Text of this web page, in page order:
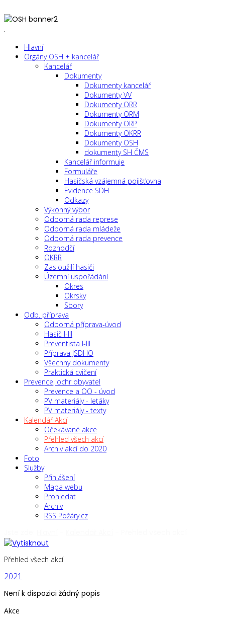
.
Hlavní
Orgány OSH + kancelář
Kancelář
Dokumenty
Dokumenty kancelář
Dokumenty VV
Dokumenty ORR
Dokumenty ORM
Dokumenty ORP
Dokumenty OKRR
Dokumenty OSH
dokumenty SH ČMS
Kancelář informuje
Formuláře
Hasičská vzájemná pojišťovna
Evidence SDH
Odkazy
Výkonný výbor
Odborná rada represe
Odborná rada mládeže
Odborná rada prevence
Rozhodčí
OKRR
Zasloužilí hasiči
Územní uspořádání
Okres
Okrsky
Sbory
Odb. příprava
Odborná příprava-úvod
Hasič I-III
Preventista I-III
Příprava JSDHO
Všechny dokumenty
Praktická cvičení
Prevence, ochr obyvatel
Prevence a OO - úvod
PV materiály - letáky
PV materiály - texty
Kalendář Akcí
Očekávané akce
Přehled všech akcí
Archiv akcí do 2020
Foto
Služby
Přihlášení
Mapa webu
Prohledat
Archiv
RSS Požáry.cz
Přehled všech akcí
2021
Není k dispozici žádný popis
Akce